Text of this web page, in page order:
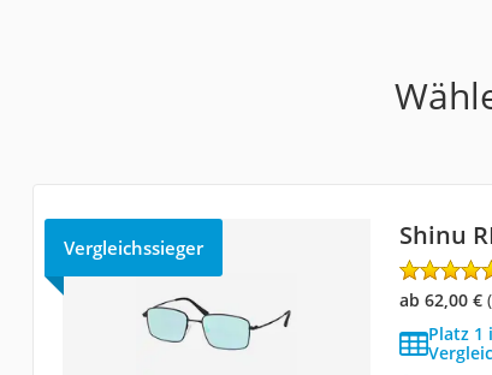
Vergleichssieger Shinu
ab 62,00 €(
Platz 1